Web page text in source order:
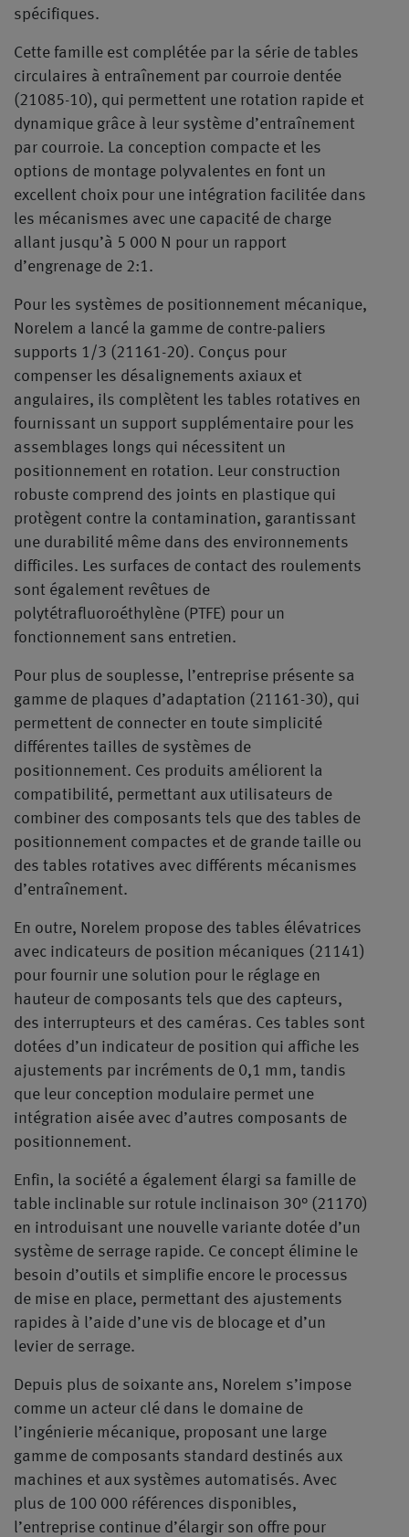
spécifiques.
Cette famille est complétée par la série de tables
circulaires à entraînement par courroie dentée
(21085-10), qui permettent une rotation rapide et
dynamique grâce à leur système d’entraînement
par courroie. La conception compacte et les
options de montage polyvalentes en font un
excellent choix pour une intégration facilitée dans
les mécanismes avec une capacité de charge
allant jusqu’à 5 000 N pour un rapport
d’engrenage de 2:1.
Pour les systèmes de positionnement mécanique,
Norelem a lancé la gamme de contre-paliers
supports 1/3 (21161-20). Conçus pour
compenser les désalignements axiaux et
angulaires, ils complètent les tables rotatives en
fournissant un support supplémentaire pour les
assemblages longs qui nécessitent un
positionnement en rotation. Leur construction
robuste comprend des joints en plastique qui
protègent contre la contamination, garantissant
une durabilité même dans des environnements
difficiles. Les surfaces de contact des roulements
sont également revêtues de
polytétrafluoroéthylène (PTFE) pour un
fonctionnement sans entretien.
Pour plus de souplesse, l’entreprise présente sa
gamme de plaques d’adaptation (21161-30), qui
permettent de connecter en toute simplicité
différentes tailles de systèmes de
positionnement. Ces produits améliorent la
compatibilité, permettant aux utilisateurs de
combiner des composants tels que des tables de
positionnement compactes et de grande taille ou
des tables rotatives avec différents mécanismes
d’entraînement.
En outre, Norelem propose des tables élévatrices
avec indicateurs de position mécaniques (21141)
pour fournir une solution pour le réglage en
hauteur de composants tels que des capteurs,
des interrupteurs et des caméras. Ces tables sont
dotées d’un indicateur de position qui affiche les
ajustements par incréments de 0,1 mm, tandis
que leur conception modulaire permet une
intégration aisée avec d’autres composants de
positionnement.
Enfin, la société a également élargi sa famille de
table inclinable sur rotule inclinaison 30° (21170)
en introduisant une nouvelle variante dotée d’un
système de serrage rapide. Ce concept élimine le
besoin d’outils et simplifie encore le processus
de mise en place, permettant des ajustements
rapides à l’aide d’une vis de blocage et d’un
levier de serrage.
Depuis plus de soixante ans, Norelem s’impose
comme un acteur clé dans le domaine de
l’ingénierie mécanique, proposant une large
gamme de composants standard destinés aux
machines et aux systèmes automatisés. Avec
plus de 100 000 références disponibles,
l’entreprise continue d’élargir son offre pour